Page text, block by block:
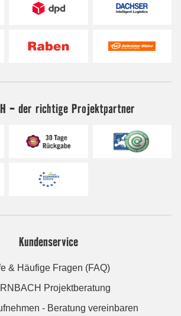
- der richtige Projektpartner
Kundenservice
& Häufige Fragen (FAQ)
Projektberatung
- Beratung vereinbaren